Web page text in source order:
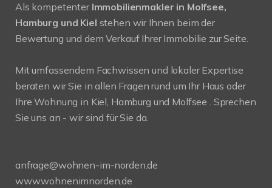
Als kompetenter Immobilienmakler in Molfsee,
Hamburg und Kiel stehen wir Ihnen beim der
Bewertung und dem Verkauf Ihrer Immobilie zur Seite.
Mit umfassendem Fachwissen und lokaler Expertise
beraten wir Sie in allen Fragen rund um Ihr Haus oder
Ihre Wohnung in Kiel, Hamburg und Molfsee . Sprechen
Sie uns an - wir sind für Sie da.
anfrage@wohnen-im-norden.de
www.wohnenimnorden.de